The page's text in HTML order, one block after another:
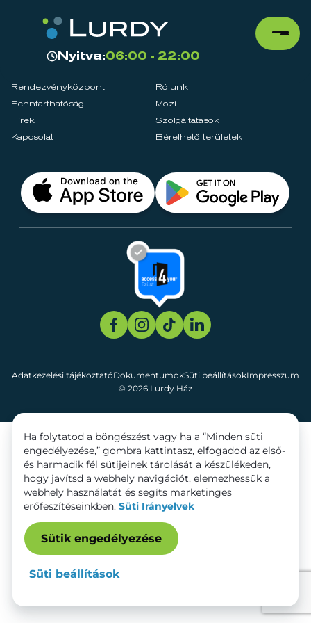
Nyitva:06:00 - 22:00
Rendezvényközpont
Rólunk
Fenntarthatóság
Mozi
Hírek
Szolgáltatások
Kapcsolat
Bérelhető területek
© 2026 Lurdy Ház
Adatkezelési tájékoztatóDokumentumokSüti beállításokImpresszum
Ha folytatod a böngészést vagy ha a “Minden süti
engedélyezése,” gombra kattintasz, elfogadod az első-
és harmadik fél sütijeinek tárolását a készülékeden,
hogy javítsd a webhely navigációt, elemezhessük a
webhely használatát és segíts marketinges
erőfeszítéseinkben. Süti Irányelvek
Sütik engedélyezése
Süti beállítások